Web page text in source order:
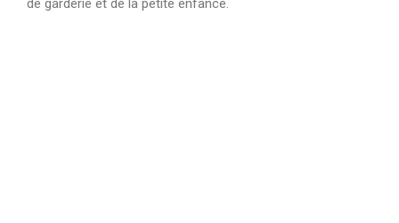
de garderie et de la petite enfance.